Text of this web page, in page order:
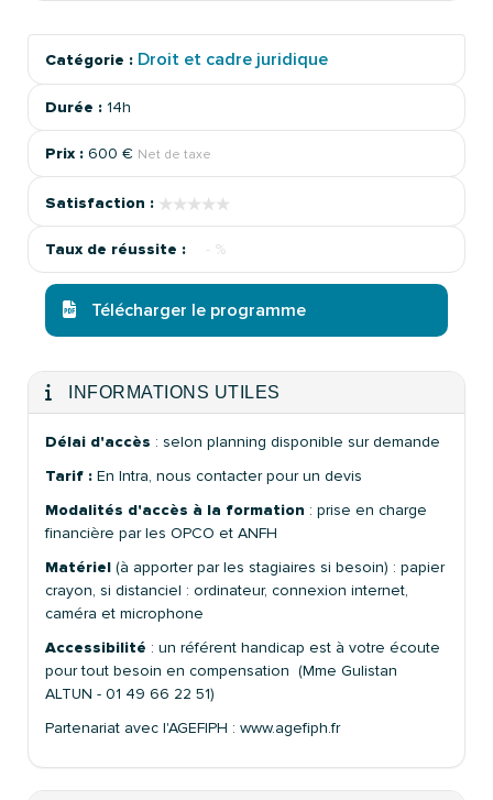
Catégorie : Droit et cadre juridique
Durée : 14h
Prix : 600 € Net de taxe
Satisfaction : ★★★★★
★★★★★
Taux de réussite : - %
Télécharger le programme
INFORMATIONS UTILES
Délai d'accès : selon planning disponible sur demande
Tarif : En Intra, nous contacter pour un devis
Modalités d'accès à la formation : prise en charge
financière par les OPCO et ANFH
Matériel (à apporter par les stagiaires si besoin) : papier
crayon, si distanciel : ordinateur, connexion internet,
caméra et microphone
Accessibilité : un référent handicap est à votre écoute
pour tout besoin en compensation (Mme Gulistan
ALTUN - 01 49 66 22 51)
Partenariat avec l'AGEFIPH : www.agefiph.fr